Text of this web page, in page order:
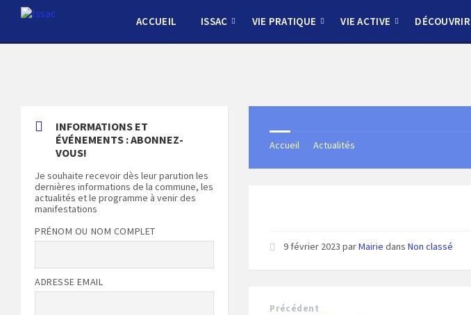
sidebar
sidebar
ACCUEIL ISSAC VIE PRATIQUE VIE ACTIVE DÉCOUVRIR
Accueil / Actualités
9 février 2023parMairie dansNon classé
Précédent
INFORMATIONS ET
ÉVÉNEMENTS : ABONNEZ-
VOUS!
Je souhaite recevoir dès leur parution les
dernières informations de la commune, les
actualités et le programme à venir des
manifestations
PRÉNOM OU NOM COMPLET
ADRESSE EMAIL